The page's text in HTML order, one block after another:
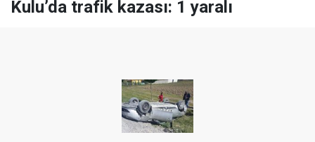
Kulu’da trafik kazası: 1 yaralı